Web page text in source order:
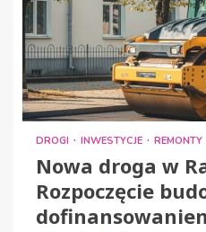
DROGI INWESTYCJE REMONTY
Nowa droga w
Rozpoczęcie